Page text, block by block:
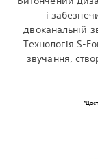
і
двоканальній
Технологія S-
звучання,